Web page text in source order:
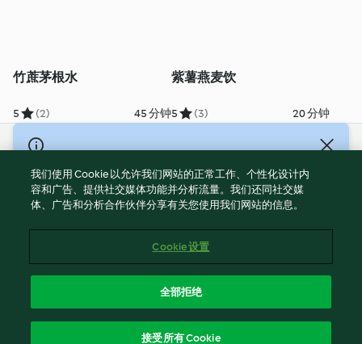
竹蔗茅根水
5 (2) 45 分钟
紫薯燕麦饮
5 (3) 20 分钟
© Copyright 2021-2023 福维克信息科技(上海)有限公司 版权所有
2026
使用规定
Cookies
ICP许可证号：沪通信管自贸[2026]3号
我们使用 Cookie 以允许我们网站的正常工作、个性化设计内
容和广告、提供社交媒体功能并分析流量。我们还同社交媒
体、广告和分析合作伙伴分享有关您使用我们网站的信息。
Cookie 设置
全部拒绝
接受所有 Cookie